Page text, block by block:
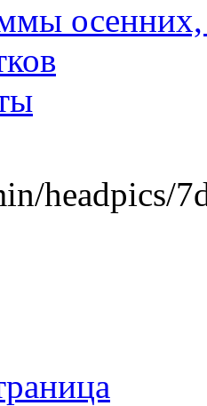
осенних,